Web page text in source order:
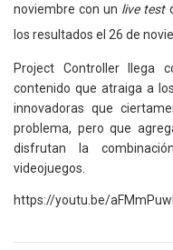
noviembre con un live test
los resultados el 26 de
Project Controller llega
contenido que atraiga a
innovadoras que
problema, pero que
disfrutan la
videojuegos.
https://youtu.be/